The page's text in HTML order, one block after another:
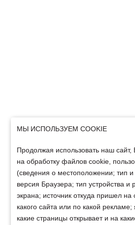
МЫ ИСПОЛЬЗУЕМ COOKIE
Продолжая использовать наш сайт,
на обработку файлов cookie,
(сведения о местоположении; тип
версия Браузера; тип устройства и
экрана; источник откуда пришел на
какого сайта или по какой
какие страницы открывает и на